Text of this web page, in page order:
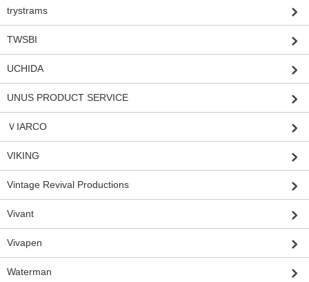
trystrams
TWSBI
UCHIDA
UNUS PRODUCT SERVICE
ＶIARCO
VIKING
Vintage Revival Productions
Vivant
Vivapen
Waterman